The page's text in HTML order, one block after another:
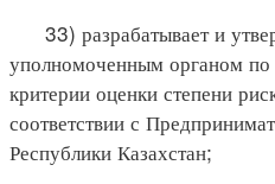
33) разрабатывает и
уполномоченным органом по
критерии оценки степени
соответствии с
Республики Казахстан;